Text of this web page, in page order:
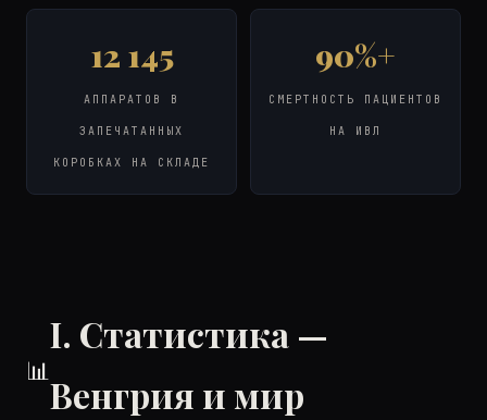
12 145
АППАРАТОВ В
ЗАПЕЧАТАННЫХ
КОРОБКАХ НА СКЛАДЕ
90%+
СМЕРТНОСТЬ ПАЦИЕНТОВ
НА ИВЛ
📊
I. Статистика —
Венгрия и мир